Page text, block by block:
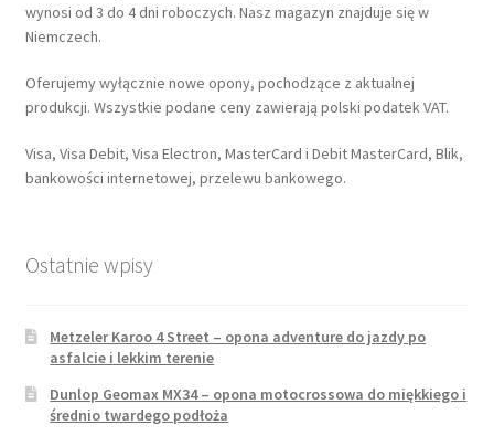
wynosi od 3 do 4 dni roboczych. Nasz magazyn znajduje się w
Niemczech.
Oferujemy wyłącznie nowe opony, pochodzące z aktualnej
produkcji. Wszystkie podane ceny zawierają polski podatek VAT.
Visa, Visa Debit, Visa Electron, MasterCard i Debit MasterCard, Blik,
bankowości internetowej, przelewu bankowego.
Ostatnie wpisy
Metzeler Karoo 4 Street – opona adventure do jazdy po
asfalcie i lekkim terenie
Dunlop Geomax MX34 – opona motocrossowa do miękkiego i
średnio twardego podłoża